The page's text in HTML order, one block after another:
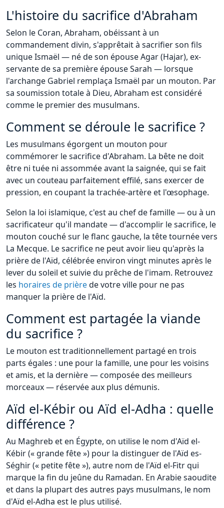
L'histoire du sacrifice d'Abraham
Selon le Coran, Abraham, obéissant à un
commandement divin, s'apprêtait à sacrifier son fils
unique Ismaël — né de son épouse Agar (Hajar), ex-
servante de sa première épouse Sarah — lorsque
l'archange Gabriel remplaça Ismaël par un mouton. Par
sa soumission totale à Dieu, Abraham est considéré
comme le premier des musulmans.
Comment se déroule le sacrifice ?
Les musulmans égorgent un mouton pour
commémorer le sacrifice d'Abraham. La bête ne doit
être ni tuée ni assommée avant la saignée, qui se fait
avec un couteau parfaitement effilé, sans exercer de
pression, en coupant la trachée-artère et l'œsophage.
Selon la loi islamique, c'est au chef de famille — ou à un
sacrificateur qu'il mandate — d'accomplir le sacrifice, le
mouton couché sur le flanc gauche, la tête tournée vers
La Mecque. Le sacrifice ne peut avoir lieu qu'après la
prière de l'Aïd, célébrée environ vingt minutes après le
lever du soleil et suivie du prêche de l'imam. Retrouvez
les horaires de prièrede votre ville pour ne pas
manquer la prière de l'Aïd.
Comment est partagée la viande
du sacrifice ?
Le mouton est traditionnellement partagé en trois
parts égales : une pour la famille, une pour les voisins
et amis, et la dernière — composée des meilleurs
morceaux — réservée aux plus démunis.
Aïd el-Kébir ou Aïd el-Adha : quelle
différence ?
Au Maghreb et en Égypte, on utilise le nom d'Aïd el-
Kébir (« grande fête ») pour la distinguer de l'Aïd es-
Séghir (« petite fête »), autre nom de l'Aïd el-Fitr qui
marque la fin du jeûne du Ramadan. En Arabie saoudite
et dans la plupart des autres pays musulmans, le nom
d'Aïd el-Adha est le plus utilisé.